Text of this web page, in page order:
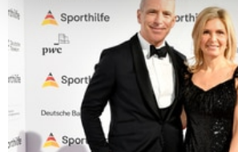
Erfahren Sie mehr darüber, wie Ihre
verarbeitet werden, und legen Sie Ihre
Abschnitt Einzelheitenfest.
Wir verwenden Cookies, um Inhalte
personalisieren, Funktionen für soziale
zu können und die Zugriffe auf unsere
analysieren. Außerdem geben wir